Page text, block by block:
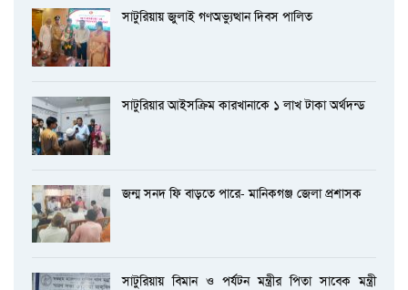
সাটুরিয়ায় জুলাই গণঅভ্যুত্থান দিবস পালিত
সাটুরিয়ার আইসক্রিম কারখানাকে ১ লাখ টাকা অর্থদন্ড
জন্ম সনদ ফি বাড়তে পারে- মানিকগঞ্জ জেলা প্রশাসক
সাটুরিয়ায় বিমান ও পর্যটন মন্ত্রীর পিতা সাবেক মন্ত্রী